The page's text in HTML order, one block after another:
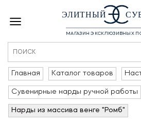
ЭЛИТНЫЙ
МАГАЗИН ЭКСКЛЮЗИВНЫХ
Главная Каталог товаров
Сувенирные нарды ручной работы
Нарды из массива венге "Ромб"